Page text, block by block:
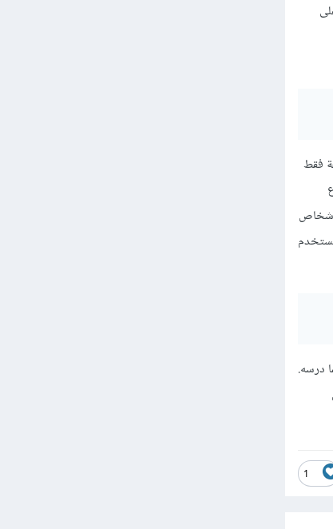
فقط
درسه.
1